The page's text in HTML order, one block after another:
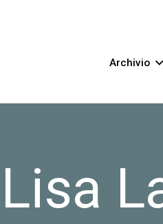
Archivio
Lisa